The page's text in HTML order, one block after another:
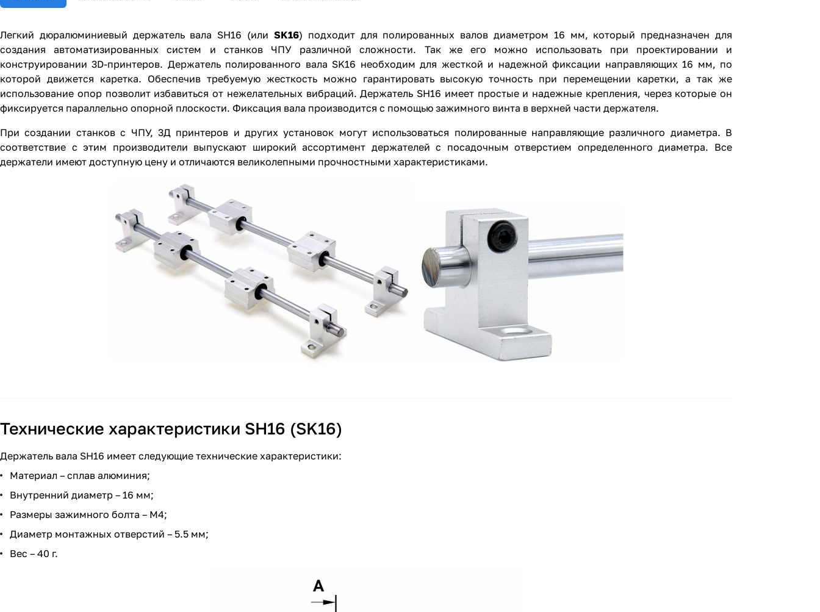
Легкий дюралюминиевый держатель вала SH16 (или SK16) подходит для полированных валов диаметром 16 мм, который предназначен для
создания автоматизированных систем и станков ЧПУ различной сложности. Так же его можно использовать при проектировании и
конструировании 3D-принтеров. Держатель полированного вала SK16 необходим для жесткой и надежной фиксации направляющих 16 мм, по
которой движется каретка. Обеспечив требуемую жесткость можно гарантировать высокую точность при перемещении каретки, а так же
использование опор позволит избавиться от нежелательных вибраций. Держатель SH16 имеет простые и надежные крепления, через которые он
фиксируется параллельно опорной плоскости. Фиксация вала производится с помощью зажимного винта в верхней части держателя.
При создании станков с ЧПУ, 3Д принтеров и других установок могут использоваться полированные направляющие различного диаметра. В
соответствие с этим производители выпускают широкий ассортимент держателей с посадочным отверстием определенного диаметра. Все
держатели имеют доступную цену и отличаются великолепными прочностными характеристиками.
Технические характеристики SH16 (SK16)
Держатель вала SH16 имеет следующие технические характеристики:
Материал – сплав алюминия;
Внутренний диаметр – 16 мм;
Размеры зажимного болта – М4;
Диаметр монтажных отверстий – 5.5 мм;
Вес – 40 г.